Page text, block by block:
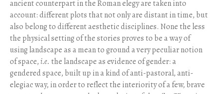
ancient counterpart in the Roman elegy are taken into
account: different plots that not only are distant in time, but
also belong to different aesthetic disciplines. None the less
the physical setting of the stories proves to be a way of
using landscape as a mean to ground a very peculiar notion
of space,i.e. the landscape as evidence of gender: a
gendered space, built up in a kind of anti-pastoral, anti-
elegiac way, in order to reflect the interiority of a few, brave